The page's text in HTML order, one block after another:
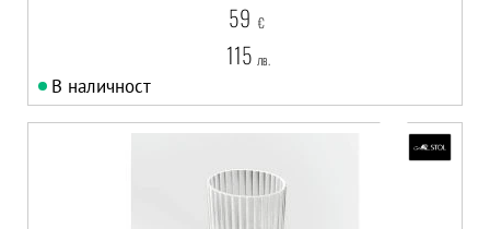
59 €
115 лв.
В наличност